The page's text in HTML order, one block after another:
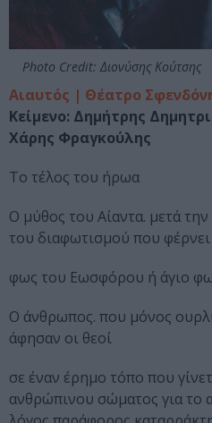
Photo Credit: Διονύσης Κούτσης
Αιαυτός | Θέατρο
Κείμενο: Δημήτρης
Χάρης Φραγκούλης
Το τέλος του ήρωα
Ο μύθος του Αίαντα. μετά
του διαφωτισμού που
φως του Εωσφόρου ή άγιο
Ο άνθρωπος. που μόνος
άφησαν οι θεοί
σε έναν έρημο τόπο που
ανθρώπινου σώματος για το